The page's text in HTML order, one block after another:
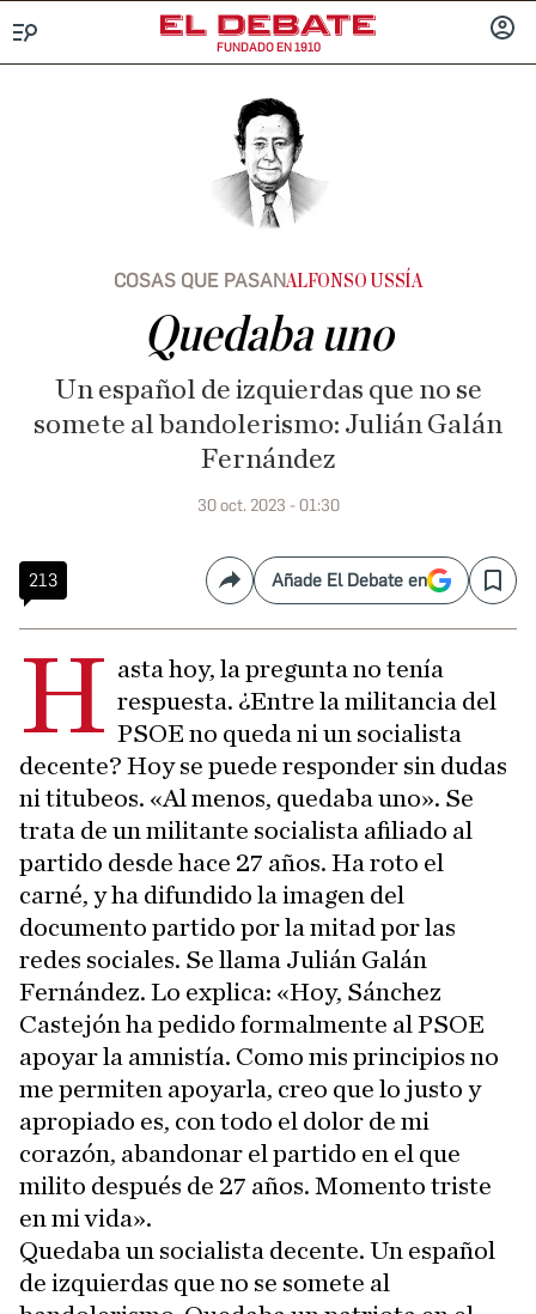
FUNDADO EN 1910
COSAS QUE PASANALFONSO USSÍA
Quedaba uno
Un español de izquierdas que no se
somete al bandolerismo: Julián Galán
Fernández
30 oct. 2023 - 01:30
213 CompartirAñade El Debate en Save
H asta hoy, la pregunta no tenía
respuesta. ¿Entre la militancia del
PSOE no queda ni un socialista
decente? Hoy se puede responder sin dudas
ni titubeos. «Al menos, quedaba uno». Se
trata de un militante socialista afiliado al
partido desde hace 27 años. Ha roto el
carné, y ha difundido la imagen del
documento partido por la mitad por las
redes sociales. Se llama Julián Galán
Fernández. Lo explica: «Hoy, Sánchez
Castejón ha pedido formalmente al PSOE
apoyar la amnistía. Como mis principios no
me permiten apoyarla, creo que lo justo y
apropiado es, con todo el dolor de mi
corazón, abandonar el partido en el que
milito después de 27 años. Momento triste
en mi vida».
Quedaba un socialista decente. Un español
de izquierdas que no se somete al